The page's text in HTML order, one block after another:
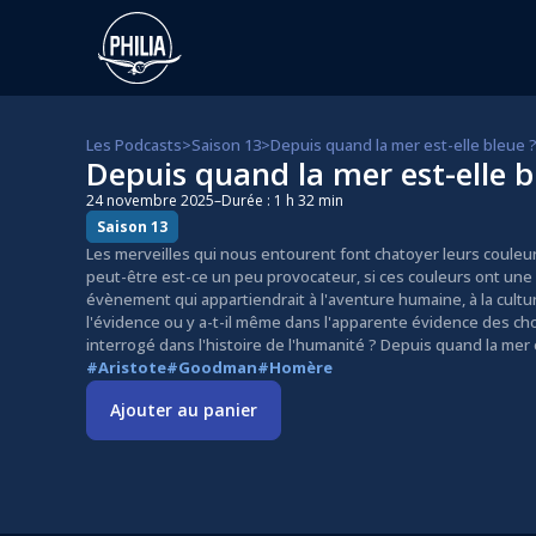
Les Podcasts>Saison 13>Depuis quand la mer est-elle bleue ?
Depuis quand la mer est-elle
24 novembre 2025–Durée : 1 h 32 min
Saison 13
Les merveilles qui nous entourent font chatoyer leurs
peut-être est-ce un peu provocateur, si ces couleurs ont
évènement qui appartiendrait à l'aventure humaine, à la
l'évidence ou y a-t-il même dans l'apparente évidence des
interrogé dans l'histoire de l'humanité ? Depuis quand la mer
#Aristote#Goodman#Homère
Ajouter au panier